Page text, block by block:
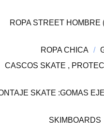
ROPA STREET HOMBRE
ROPA CHICA
CASCOS SKATE ,
SKATE :GOMAS
SKIMBOARDS